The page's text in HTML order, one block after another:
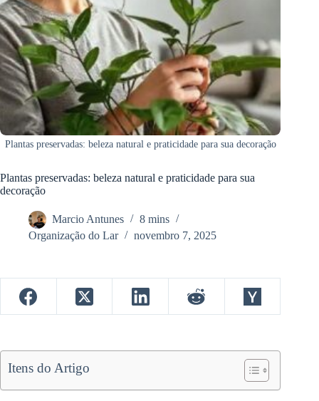
Plantas preservadas: beleza natural e praticidade para sua decoração
Plantas preservadas: beleza natural e praticidade para sua
decoração
Marcio Antunes
8 mins
Organização do Lar
novembro 7, 2025
Itens do Artigo